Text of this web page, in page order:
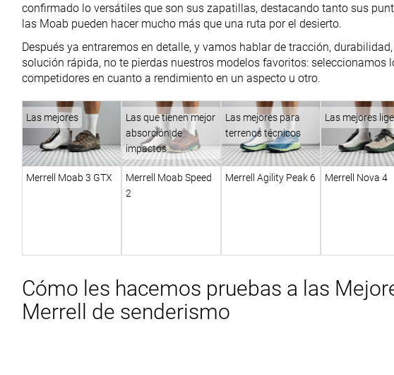
confirmado lo versátiles que son sus zapatillas, destacando tanto sus
las Moab pueden hacer mucho más que una ruta por el desierto.
Después ya entraremos en detalle, y vamos hablar de tracción,
solución rápida, no te pierdas nuestros modelos favoritos: seleccionamos
competidores en cuanto a rendimiento en un aspecto u otro.
Las mejores
Merrell Moab 3 GTX
Las que tienen mejor
absorción de
impactos
Merrell Moab Speed
2
Las mejores para
terrenos técnicos
Merrell Agility Peak 6
Las mejores
Merrell Nova 4
Cómo les hacemos pruebas a las
Merrell de senderismo